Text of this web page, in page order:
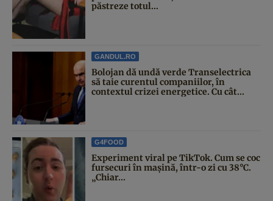
păstreze totul...
GANDUL.RO
Bolojan dă undă verde Transelectrica
să taie curentul companiilor, în
contextul crizei energetice. Cu cât...
G4FOOD
Experiment viral pe TikTok. Cum se coc
fursecuri în mașină, într-o zi cu 38°C.
„Chiar...